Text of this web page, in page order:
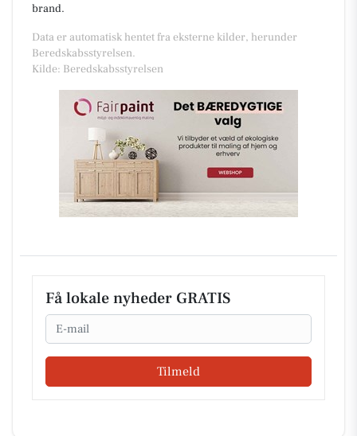
brand.
Data er automatisk hentet fra eksterne kilder, herunder
Beredskabsstyrelsen.
Kilde: Beredskabsstyrelsen
Få lokale nyheder GRATIS
Email
Tilmeld